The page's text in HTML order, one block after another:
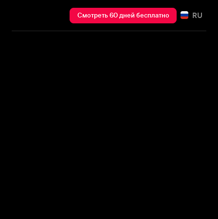
Смотреть 60 дней бесплатно RU